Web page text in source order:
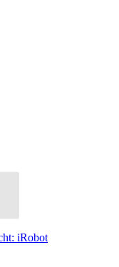
iRobot